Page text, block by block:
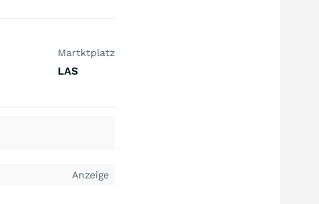
Martktplatz
LAS
Anzeige